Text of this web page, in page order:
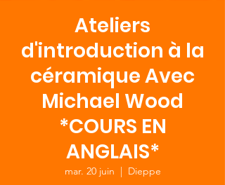
Ateliers
d'introduction à la
céramique Avec
Michael Wood
*COURS EN
ANGLAIS*
mar. 20 juin
  |
Dieppe